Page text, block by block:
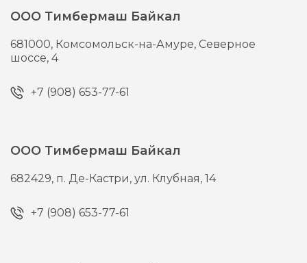
ООО Тимбермаш Байкал
681000, Комсомольск-на-Амуре, Северное
шоссе, 4
+7 (908) 653-77-61
ООО Тимбермаш Байкал
682429, п. Де-Кастри,ул. Клубная, 14
+7 (908) 653-77-61